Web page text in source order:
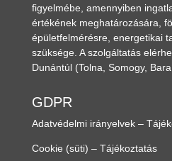
figyelmébe, amennyiben
értékének meghatározására,
épületfelmérésre, energetikai
szüksége. A szolgáltatás
Dunántúl (Tolna, Somogy,
GDPR
Adatvédelmi irányelvek –
Cookie (süti) – Tájékoztatás